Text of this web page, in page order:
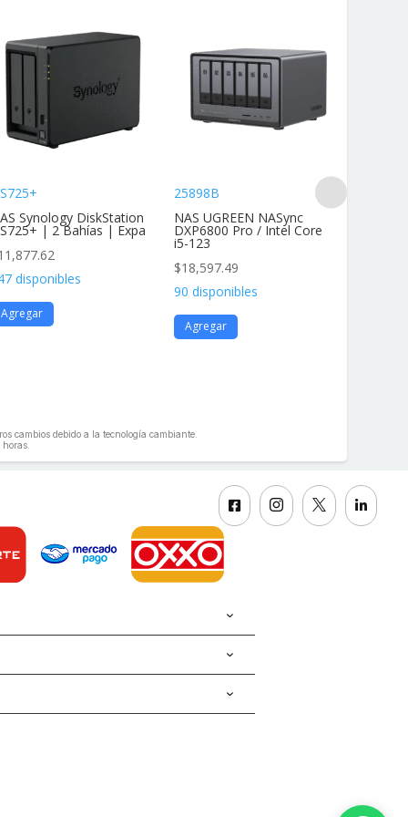
Synology DiskStation
| 2 Bahías | Expa
disponibles
Agregar
25898B
NAS UGREEN NASync
DXP6800 Pro / Intel Core
i5-123
$18,597.49
90 disponibles
Agregar
cambios debido a la tecnología cambiante.
   